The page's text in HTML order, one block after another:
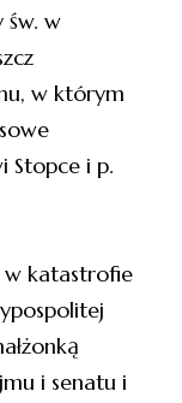
św. w
w którym
Stopce i p.
w katastrofie
i senatu i